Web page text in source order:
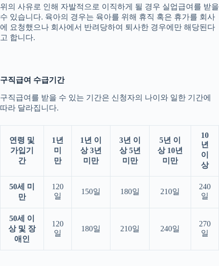
위의 사유로 인해 자발적으로 이직하게 될 경우 실업급여를 받을
수 있습니다. 육아의 경우는 육아를 위해 휴직 혹은 휴가를 회사
에 요청했으나 회사에서 반려당하여 퇴사한 경우에만 해당된다
고 합니다.
구직급여 수급기간
구직급여를 받을 수 있는 기간은 신청자의 나이와 일한 기간에
따라 달라집니다.
연령 및
가입기
간
1년
미
만
1년 이
상 3년
미만
3년 이
상 5년
미만
5년 이
상 10년
미만
10
년
이
상
50세 미
만
120
일
150일 180일 210일
240
일
50세 이
상 및 장
애인
120
일
180일 210일 240일
270
일